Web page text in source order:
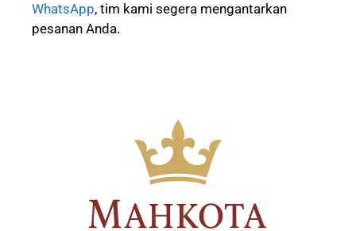
WhatsApp, tim kami segera mengantarkan
pesanan Anda.